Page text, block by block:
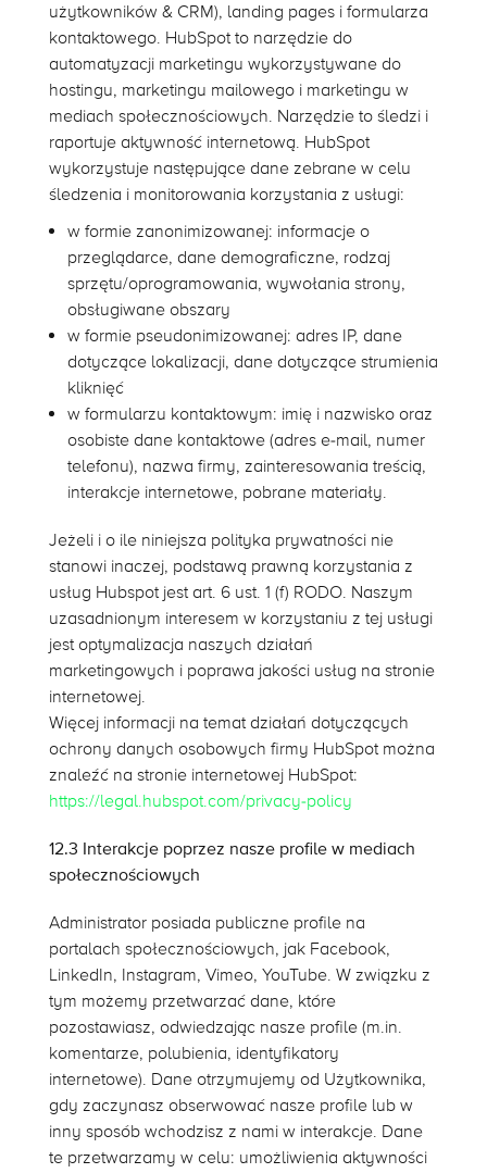
użytkowników & CRM), landing pages i formularza
kontaktowego. HubSpot to narzędzie do
automatyzacji marketingu wykorzystywane do
hostingu, marketingu mailowego i marketingu w
mediach społecznościowych. Narzędzie to śledzi i
raportuje aktywność internetową. HubSpot
wykorzystuje następujące dane zebrane w celu
śledzenia i monitorowania korzystania z usługi:
w formie zanonimizowanej: informacje o
przeglądarce, dane demograficzne, rodzaj
sprzętu/oprogramowania, wywołania strony,
obsługiwane obszary
w formie pseudonimizowanej: adres IP, dane
dotyczące lokalizacji, dane dotyczące strumienia
kliknięć
w formularzu kontaktowym: imię i nazwisko oraz
osobiste dane kontaktowe (adres e-mail, numer
telefonu), nazwa firmy, zainteresowania treścią,
interakcje internetowe, pobrane materiały.
Jeżeli i o ile niniejsza polityka prywatności nie
stanowi inaczej, podstawą prawną korzystania z
usług Hubspot jest art. 6 ust. 1 (f) RODO. Naszym
uzasadnionym interesem w korzystaniu z tej usługi
jest optymalizacja naszych działań
marketingowych i poprawa jakości usług na stronie
internetowej.
Więcej informacji na temat działań dotyczących
ochrony danych osobowych firmy HubSpot można
znaleźć na stronie internetowej HubSpot:
https://legal.hubspot.com/privacy-policy
12.3 Interakcje poprzez nasze profile w mediach
społecznościowych
Administrator posiada publiczne profile na
portalach społecznościowych, jak Facebook,
LinkedIn, Instagram, Vimeo, YouTube. W związku z
tym możemy przetwarzać dane, które
pozostawiasz, odwiedzając nasze profile (m.in.
komentarze, polubienia, identyfikatory
internetowe). Dane otrzymujemy od Użytkownika,
gdy zaczynasz obserwować nasze profile lub w
inny sposób wchodzisz z nami w interakcje. Dane
te przetwarzamy w celu: umożliwienia aktywności
Na tej stronie